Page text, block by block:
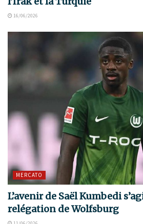
16/06/2026
MERCATO
L’avenir de Saël Kumbedi
relégation de Wolfsburg